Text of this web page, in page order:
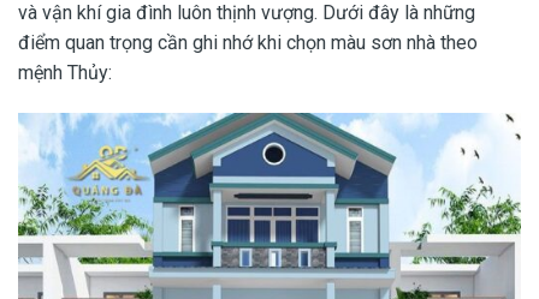
và vận khí gia đình luôn thịnh vượng. Dưới đây là những
điểm quan trọng cần ghi nhớ khi chọn màu sơn nhà theo
mệnh Thủy: